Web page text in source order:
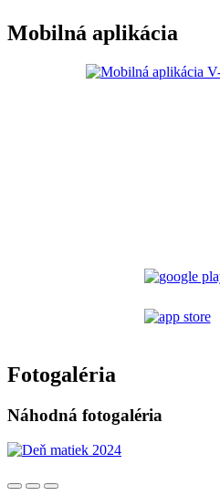
Mobilná aplikácia
Fotogaléria
Náhodná fotogaléria